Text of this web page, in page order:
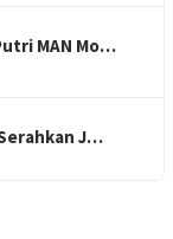
MAN Mo…
J…